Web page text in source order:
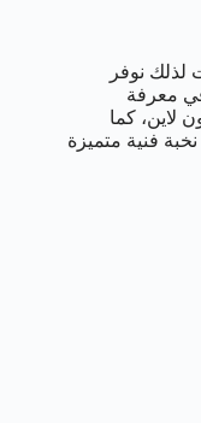
نوفر
معرفة
لاين، كما
فنية متميزة